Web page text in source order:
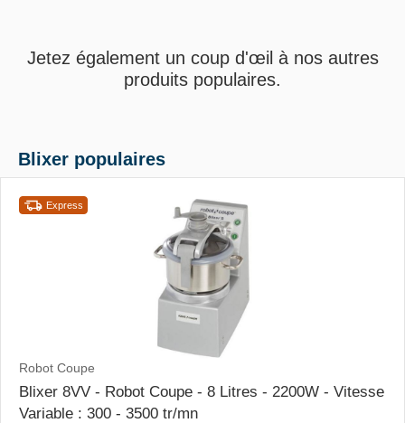
Jetez également un coup d'œil à nos autres
produits populaires.
Blixer populaires
Express
Robot Coupe
Blixer 8VV - Robot Coupe - 8 Litres - 2200W - Vitesse
Variable : 300 - 3500 tr/mn